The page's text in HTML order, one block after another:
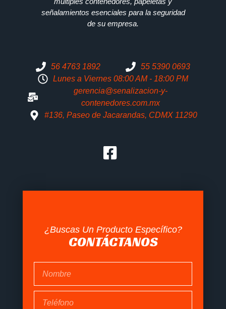
señalamientos esenciales para la seguridad
de su empresa.
56 4763 1892
55 5390 0693
Lunes a Viernes 08:00 AM - 18:00 PM
gerencia@senalizacion-y-
contenedores.com.mx
#136, Paseo de Jacarandas, CDMX 11290
¿Buscas Un Producto Específico?
CONTÁCTANOS